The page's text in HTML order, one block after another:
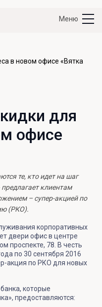
Меню
в новом офисе «Вятка
для
офисе
те, кто идет на шаг
клиентам
– супер-акцией по
(РКО).
корпоративных
двери офис в центре
проспекте, 78. В честь
по 30 сентября 2016
акция по РКО для новых
которые
предоставляются: